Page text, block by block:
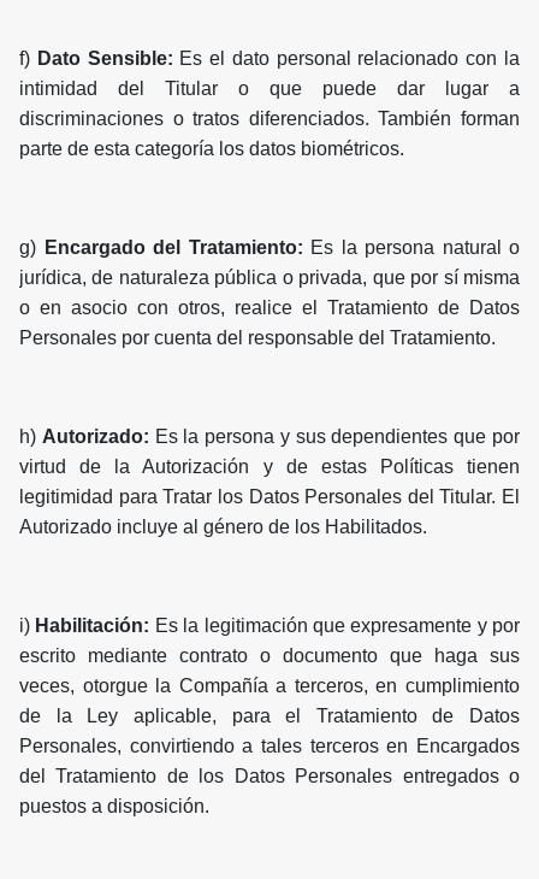
f) Dato Sensible: Es el dato personal relacionado con la
intimidad del Titular o que puede dar lugar a
discriminaciones o tratos diferenciados. También forman
parte de esta categoría los datos biométricos.
g) Encargado del Tratamiento: Es la persona natural o
jurídica, de naturaleza pública o privada, que por sí misma
o en asocio con otros, realice el Tratamiento de Datos
Personales por cuenta del responsable del Tratamiento.
h) Autorizado: Es la persona y sus dependientes que por
virtud de la Autorización y de estas Políticas tienen
legitimidad para Tratar los Datos Personales del Titular. El
Autorizado incluye al género de los Habilitados.
i) Habilitación: Es la legitimación que expresamente y por
escrito mediante contrato o documento que haga sus
veces, otorgue la Compañía a terceros, en cumplimiento
de la Ley aplicable, para el Tratamiento de Datos
Personales, convirtiendo a tales terceros en Encargados
del Tratamiento de los Datos Personales entregados o
puestos a disposición.